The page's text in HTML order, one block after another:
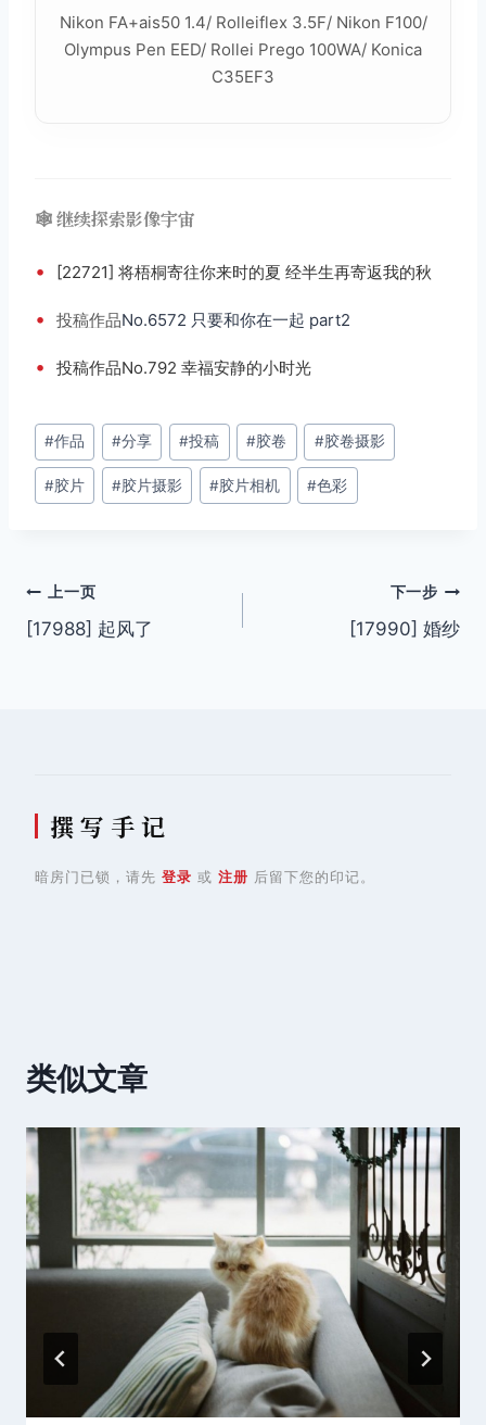
Nikon FA+ais50 1.4/ Rolleiflex 3.5F/ Nikon F100/
Olympus Pen EED/ Rollei Prego 100WA/ Konica
C35EF3
🕸️ 继续探索影像宇宙
• [22721] 将梧桐寄往你来时的夏 经半生再寄返我的秋
• 投稿作品No.6572 只要和你在一起 part2
• 投稿作品No.792 幸福安静的小时光
文
章
标
#作品 #分享 #投稿 #胶卷 #胶卷摄影
#胶片 #胶片摄影 #胶片相机 #色彩
文
章
上一页
[17988] 起风了
下一步
[17990] 婚纱
撰 写 手 记
暗房门已锁，请先 登录 或 注册 后留下您的印记。
类似文章